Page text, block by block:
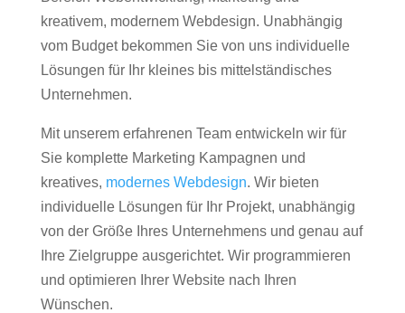
kreativem, modernem Webdesign. Unabhängig
vom Budget bekommen Sie von uns individuelle
Lösungen für Ihr kleines bis mittelständisches
Unternehmen.
Mit unserem erfahrenen Team entwickeln wir für
Sie komplette Marketing Kampagnen und
kreatives, modernes Webdesign. Wir bieten
individuelle Lösungen für Ihr Projekt, unabhängig
von der Größe Ihres Unternehmens und genau auf
Ihre Zielgruppe ausgerichtet. Wir programmieren
und optimieren Ihrer Website nach Ihren
Wünschen.